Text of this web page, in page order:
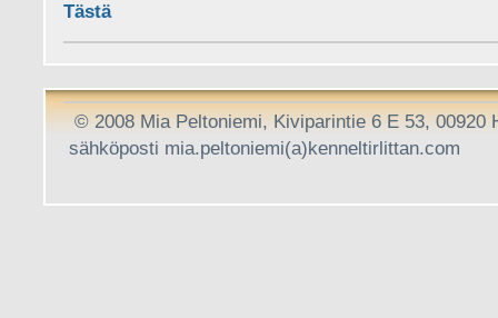
Tästä
© 2008 Mia Peltoniemi, Kiviparintie 6 E 53, 00920
sähköposti